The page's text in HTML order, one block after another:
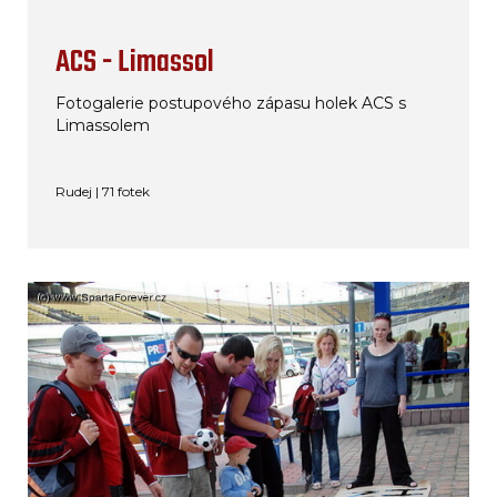
ACS - Limassol
Fotogalerie postupového zápasu holek ACS s
Limassolem
Rudej | 71 fotek